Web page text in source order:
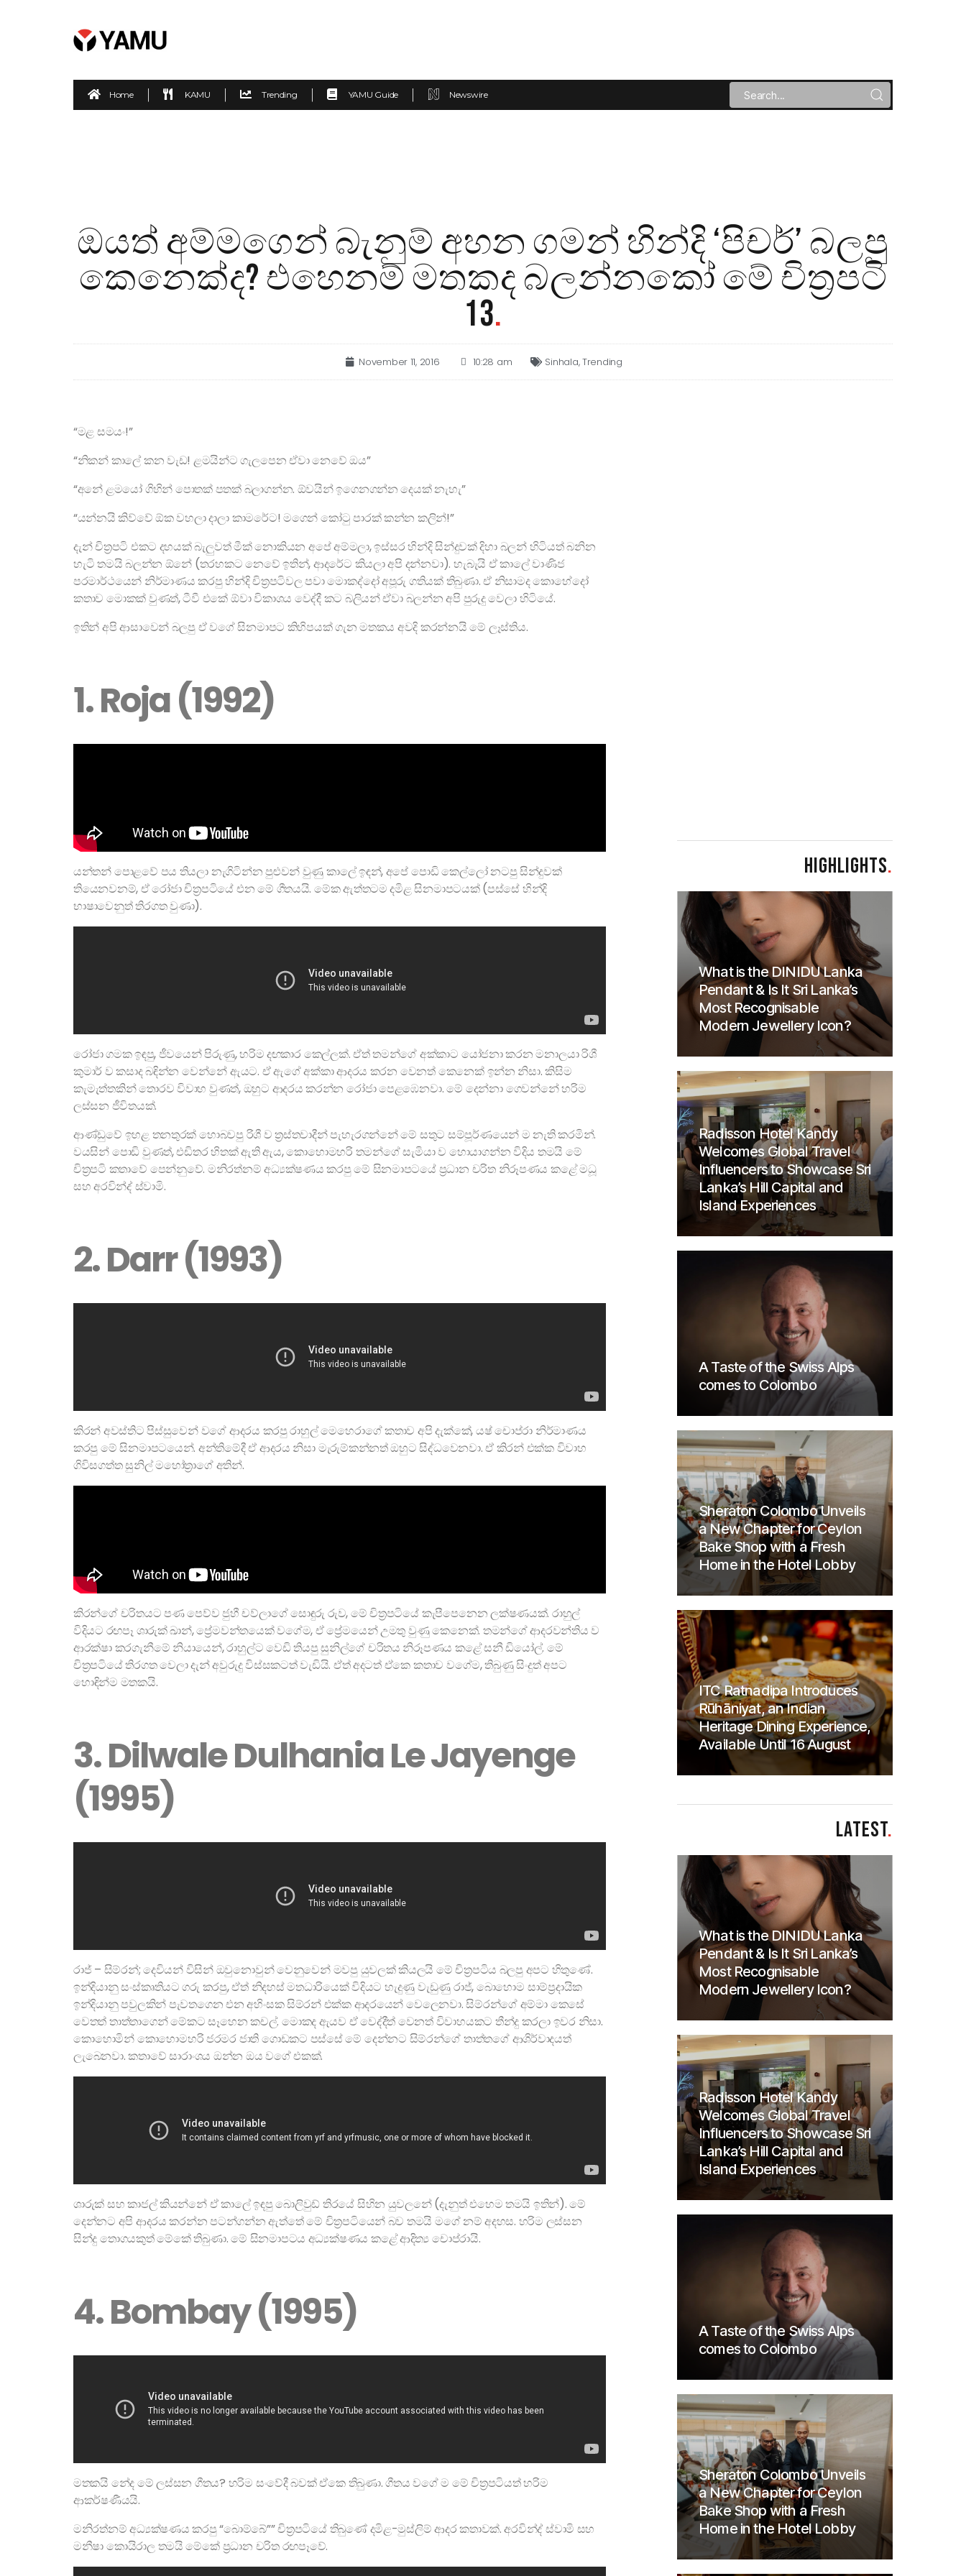
Home KAMU Trending YAMU Guide Newswire
ඔයත් අම්මගෙන් බැනුම් අහන ගමන් හින්දි ‘පිචර්’ බලපු
කෙනෙක්ද? එහෙනම් මතකද බලන්නකෝ මේ චිත්‍රපටි
13.
November 11, 2016 10:28 am Sinhala,Trending
“මළ සමයං!”
“නිකන් කාලේ කන වැඩ! ළමයින්ට ගැලපෙන ඒවා නෙවේ ඔය”
“අනේ ළමයෝ ගිහින් පොතක් පතක් බලාගන්න. ඕවයින් ඉගෙනගන්න දෙයක් නැහැ”
“යන්නයි කිව්වේ ඕක වහලා දාලා කාමරේට! මගෙන් කෝටු පාරක් කන්න කලින්!”
දැන් චිත්‍රපටි එකට දහයක් බැලුවත් මීක් නොකියන අපේ අම්මලා, ඉස්සර හින්දි සින්දුවක් දිහා බලන් හිටියත් බනින
හැටි තමයි බලන්න ඕනේ (තරහකට නෙවේ ඉතින්, ආදරේට කියලා අපි දන්නවා). හැබැයි ඒ කාලේ වාණිජ
පරමාර්ථයෙන් නිර්මාණය කරපු හින්දි චිත්‍රපටිවල පවා මොකද්දෝ අපූරු ගතියක් තිබුණා. ඒ නිසාමද කොහේදෝ
කතාව මොකක් වුණත්, ටීවී එකේ ඕවා විකාශය වෙද්දී කට බලියන් ඒවා බලන්න අපි පුරුදු වෙලා හිටියේ.
ඉතින් අපි ආසාවෙන් බලපු ඒ වගේ සිනමාපට කිහිපයක් ගැන මතකය අවදි කරන්නයි මේ ලෑස්තිය.
1. Roja (1992)
යන්තන් පොළවේ පය තියලා නැගිටින්න පුළුවන් වුණු කාලේ ඉඳන්, අපේ පොඩි කෙල්ලෝ නටපු සින්දුවක්
තියෙනවනම්, ඒ රෝජා චිත්‍රපටියේ එන මේ ගීතයයි. මේක ඇත්තටම දමිළ සිනමාපටයක් (පස්සේ හින්දි
භාෂාවෙනුත් තිරගත වුණා).
රෝජා ගමක ඉඳපු, ජීවයෙන් පිරුණු, හරිම දඟකාර කෙල්ලක්. ඒත් තමන්ගේ අක්කාට යෝජනා කරන මනාලයා රිශී
කුමාර් ව කසාද බඳින්න වෙන්නේ ඇයට. ඒ ඇගේ අක්කා ආදරය කරන වෙනත් කෙනෙක් ඉන්න නිසා. කිසිම
කැමැත්තකින් තොරව විවාහ වුණත්, ඔහුට ආදරය කරන්න රෝජා පෙළඹෙනවා. මේ දෙන්නා ගෙවන්නේ හරිම
ලස්සන ජීවිතයක්.
ආණ්ඩුවේ ඉහළ තනතුරක් හොබවපු රිශී ව ත්‍රස්තවාදීන් පැහැරගන්නේ මේ සතුට සම්පූර්ණයෙන් ම නැති කරමින්.
වයසින් පොඩි වුණත්, එඩිතර හිතක් ඇති ඇය, කොහොමහරි තමන්ගේ සැමියා ව හොයාගන්න විදිය තමයි මේ
චිත්‍රපටි කතාවේ පෙන්නුවේ. මනිරත්නම් අධ්‍යක්ෂණය කරපු මේ සිනමාපටයේ ප්‍රධාන චරිත නිරූපණය කළේ මධූ
සහ අරවින්ද් ස්වාමි.
2. Darr (1993)
කිරන් අවස්තිට පිස්සුවෙන් වගේ ආදරය කරපු රාහුල් මෙහෙරාගේ කතාව අපි දැක්කේ, යෂ් චොප්රා නිර්මාණය
කරපු මේ සිනමාපටයෙන්. අන්තිමේදී ඒ ආදරය නිසා මැරුම්කන්නත් ඔහුට සිද්ධවෙනවා. ඒ කිරන් එක්ක විවාහ
ගිවිසගත්ත සුනිල් මහෝත්‍රාගේ අතින්.
කිරන්ගේ චරිතයට පණ පෙව්ව ජුහී චව්ලාගේ සොඳුරු රුව, මේ චිත්‍රපටියේ කැපීපෙනෙන ලක්ෂණයක්. රාහුල්
විදියට රඟපෑ ශාරුක් ඛාන්, ප්‍රේමවන්තයෙක් වගේම, ඒ ප්‍රේමයෙන් උමතු වුණු කෙනෙක්. තමන්ගේ ආදරවන්තිය ව
ආරක්ෂා කරගැනීමේ නියායෙන්, රාහුල්ට වෙඩි තියපු සුනිල්ගේ චරිතය නිරූපණය කළේ සනී ඩියෝල්. මේ
චිත්‍රපටියේ තිරගත වෙලා දැන් අවුරුදු විස්සකටත් වැඩියි. ඒත් අදටත් ඒකෙ කතාව වගේම, තිබුණු සිංදුත් අපට
හොඳින්ම මතකයි.
3. Dilwale Dulhania Le Jayenge
(1995)
රාජ් – සිම්රන්; දෙවියන් විසින් ඔවුනොවුන් වෙනුවෙන් මවපු යුවලක් කියලයි මේ චිත්‍රපටිය බලපු අපට හිතුණේ.
ඉන්දියානු සංස්කෘතියට ගරු කරපු, ඒත් නිදහස් මතධාරියෙක් විදියට හැදුණු වැඩුණු රාජ්, බොහොම සාම්ප්‍රදායික
ඉන්දියානු පවුලකින් පැවතගෙන එන අහිංසක සිම්රන් එක්ක ආදරයෙන් වෙලෙනවා. සිම්රන්ගේ අම්මා කෙසේ
වෙතත් තාත්තාගෙන් මේකට සෑහෙන කචල්. මොකද ඇයව ඒ වෙද්දීත් වෙනත් විවාහයකට තීන්දු කරලා ඉවර නිසා.
කොහොමින් කොහොමහරි ජරමර ජාති ගොඩකට පස්සේ මේ දෙන්නට සිම්රන්ගේ තාත්තගේ ආශිර්වාදයත්
ලැබෙනවා. කතාවේ සාරාංශය ඔන්න ඔය වගේ එකක්.
ශාරුක් සහ කාජල් කියන්නේ ඒ කාලේ ඉඳපු බොලිවුඩ් තිරයේ සිහින යුවලනේ (දැනුත් එහෙම තමයි ඉතින්). මේ
දෙන්නට අපි ආදරය කරන්න පටන්ගන්න ඇත්තේ මේ චිත්‍රපටියෙන් බව තමයි මගේ නම් අදහස. හරිම ලස්සන
සින්දු තොගයකුත් මේකේ තිබුණා. මේ සිනමාපටය අධ්‍යක්ෂණය කළේ ආදිත්‍ය චොප්රායි.
4. Bombay (1995)
මතකයි නේද මේ ලස්සන ගීතය? හරිම සංවේදී බවක් ඒකෙ තිබුණා. ගීතය වගේ ම මේ චිත්‍රපටියත් හරිම
ආකර්ෂණීයයි.
මනිරත්නම් අධ්‍යක්ෂණය කරපු “බොම්බේ”” චිත්‍රපටියේ තිබුණේ දමිළ-මුස්ලිම් ආදර කතාවක්. අරවින්ද් ස්වාමි සහ
මනීෂා කොයිරාල තමයි මේකේ ප්‍රධාන චරිත රඟපෑවේ.
HIGHLIGHTS.
What is the DINIDU Lanka
Pendant & Is It Sri Lanka’s
Most Recognisable
Modern Jewellery Icon?
Radisson Hotel Kandy
Welcomes Global Travel
Influencers to Showcase Sri
Lanka’s Hill Capital and
Island Experiences
A Taste of the Swiss Alps
comes to Colombo
Sheraton Colombo Unveils
a New Chapter for Ceylon
Bake Shop with a Fresh
Home in the Hotel Lobby
ITC Ratnadipa Introduces
Rūhāniyat, an Indian
Heritage Dining Experience,
Available Until 16 August
LATEST.
What is the DINIDU Lanka
Pendant & Is It Sri Lanka’s
Most Recognisable
Modern Jewellery Icon?
Radisson Hotel Kandy
Welcomes Global Travel
Influencers to Showcase Sri
Lanka’s Hill Capital and
Island Experiences
A Taste of the Swiss Alps
comes to Colombo
Sheraton Colombo Unveils
a New Chapter for Ceylon
Bake Shop with a Fresh
Home in the Hotel Lobby